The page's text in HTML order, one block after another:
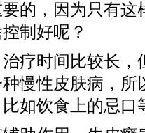
的，因为只有这
制好呢？
疗时间比较长，
慢性皮肤病，所
如饮食上的忌口